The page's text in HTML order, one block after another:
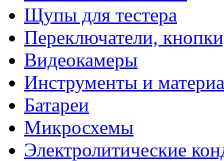
Щупы для тестера
Переключатели,
Видеокамеры
Инструменты и
Батареи
Микросхемы
Электролитические